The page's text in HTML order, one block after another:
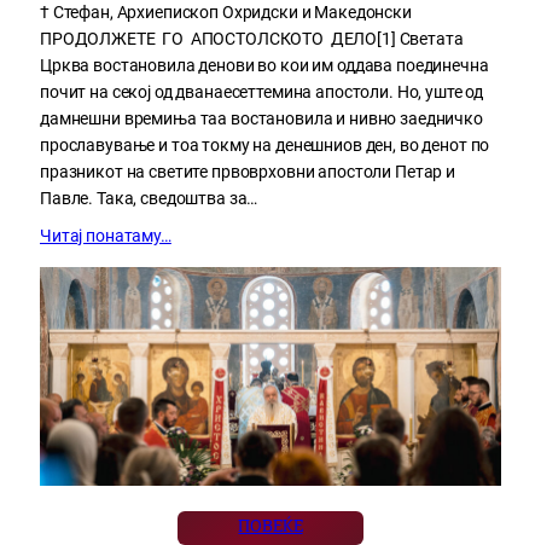
† Стефан, Архиепископ Охридски и Македонски
ПРОДОЛЖЕТЕ ГО АПОСТОЛСКОТО ДЕЛО[1] Светата
Црква востановила денови во кои им оддава поединечна
почит на секој од дванаесеттемина апостоли. Но, уште од
дамнешни времиња таа востановила и нивно заедничко
прославување и тоа токму на денешниов ден, во денот по
празникот на светите првоврховни апостоли Петар и
Павле. Така, сведоштва за…
Читај понатаму…
ПОВЕЌЕ